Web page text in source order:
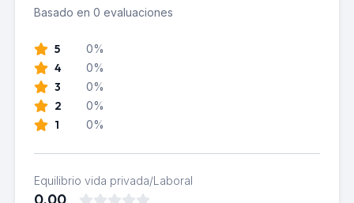
Basado en 0 evaluaciones
5 0%
4 0%
3 0%
2 0%
1 0%
Equilibrio vida privada/Laboral